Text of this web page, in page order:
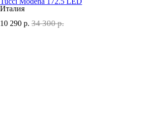
Италия
10 290 р. 34 300 р.